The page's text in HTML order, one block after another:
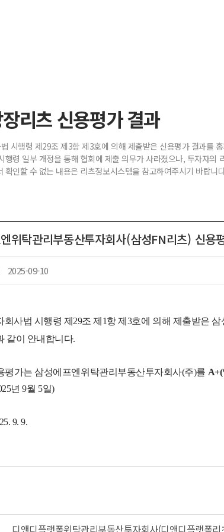
리츠 신용평가 결과
시행령 제29조 제3항 제3호에 의해 제출받은 신용평가 결과를
행령 일부 개정을 통해 협회에 제출 의무가 사라졌으나, 투자자의
확인할 수 없는 내용은 리츠정보시스템을 참고하여주시기 바랍니
위탁관리부동산투자회사(삼성FN리츠) 신용
2025-09-10
회사법 시행령 제29조 제1항 제3호에 의해 제출받은
같이 안내합니다.
평가는 삼성에프엔위탁관리부동산투자회사(주)를
년 9월 5일)
9. 9.
디앤디플랫폼위탁관리부동산투자회사(디앤디플랫폼